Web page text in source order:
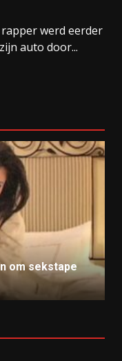
rapper werd eerder
auto door...
om sekstape